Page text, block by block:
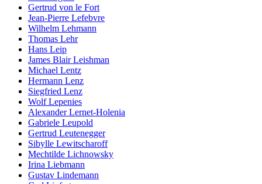
Gertrud von le Fort
Jean-Pierre Lefebvre
Wilhelm Lehmann
Thomas Lehr
Hans Leip
James Blair Leishman
Michael Lentz
Hermann Lenz
Siegfried Lenz
Wolf Lepenies
Alexander Lernet-Holenia
Gabriele Leupold
Gertrud Leutenegger
Sibylle Lewitscharoff
Mechtilde Lichnowsky
Irina Liebmann
Gustav Lindemann